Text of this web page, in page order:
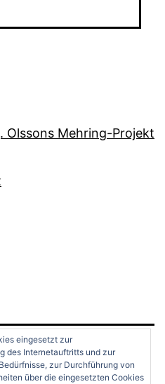
Olssons Mehring-Projekt
eingesetzt zur
des Internetauftritts und zur
zur Durchführung von
über die eingesetzten Cookies